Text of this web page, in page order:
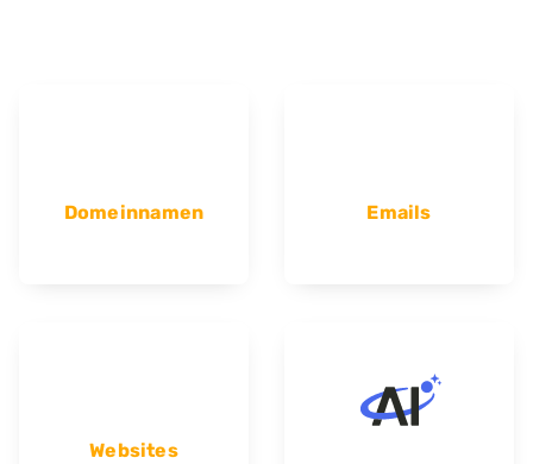
Domeinnamen Emails
Websites